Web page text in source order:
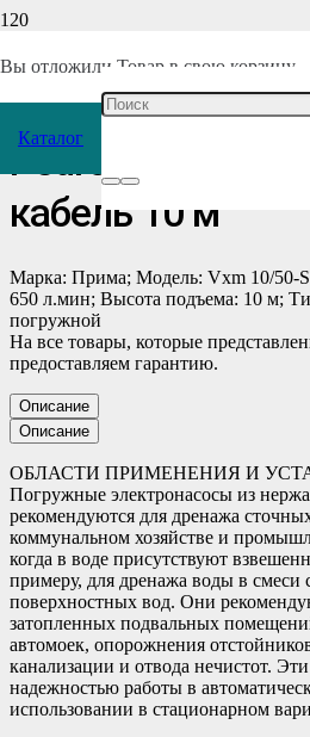
Вы отложили Товар в свою корзину.
Каталог
Насос
Pedrollo Vxm 10/
кабель 10 м
Марка: Прима; Модель: Vxm 10/50-
650 л.мин; Высота подъема: 10 м;
погружной
На все товары, которые
предоставляем гарантию.
Описание
Описание
ОБЛАСТИ ПРИМЕНЕНИЯ И
Погружные электронасосы из
рекомендуются для дренажа
коммунальном хозяйстве и
когда в воде присутствуют
примеру, для дренажа воды в смеси
поверхностных вод. Они
затопленных подвальных
автомоек, опорожнения
канализации и отвода нечистот.
надежностью работы в
использовании в стационарном